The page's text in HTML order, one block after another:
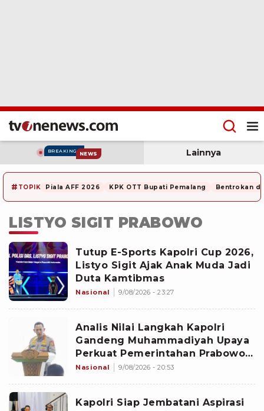
BREAKING NEWS Lainnya
# TOPIK Piala AFF 2026 KPK OTT Bupati Pemalang Bentrokan di
LISTYO SIGIT PRABOWO
Tutup E-Sports Kapolri Cup 2026,
Listyo Sigit Ajak Anak Muda Jadi
Duta Kamtibmas
Nasional 9/08/2026 - 23:27
Analis Nilai Langkah Kapolri
Gandeng Muhammadiyah Upaya
Perkuat Pemerintahan Prabowo-
Gibran
Nasional 9/08/2026 - 20:53
Kapolri Siap Jembatani Aspirasi